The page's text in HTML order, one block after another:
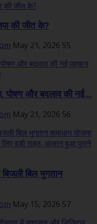
की जीत के?
May 21, 2026 55
पोषण और बदलाव की नई...
May 21, 2026 56
बिल भुगतान
May 15, 2026 57